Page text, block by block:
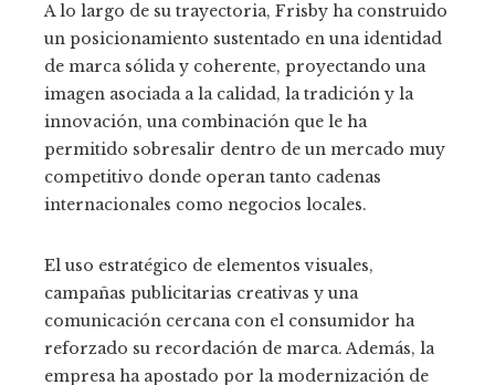
A lo largo de su trayectoria, Frisby ha construido
un posicionamiento sustentado en una identidad
de marca sólida y coherente, proyectando una
imagen asociada a la calidad, la tradición y la
innovación, una combinación que le ha
permitido sobresalir dentro de un mercado muy
competitivo donde operan tanto cadenas
internacionales como negocios locales.
El uso estratégico de elementos visuales,
campañas publicitarias creativas y una
comunicación cercana con el consumidor ha
reforzado su recordación de marca. Además, la
empresa ha apostado por la modernización de